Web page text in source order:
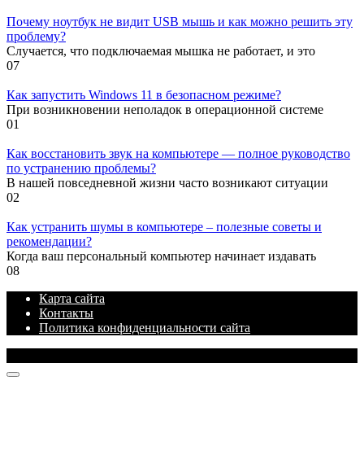
Почему ноутбук не видит USB мышь и как можно решить эту
проблему?
Случается, что подключаемая мышка не работает, и это
07
Как запустить Windows 11 в безопасном режиме?
При возникновении неполадок в операционной системе
01
Как восстановить звук на компьютере — полное руководство
по устранению проблемы?
В нашей повседневной жизни часто возникают ситуации
02
Как устранить шумы в компьютере – полезные советы и
рекомендации?
Когда ваш персональный компьютер начинает издавать
08
Карта сайта
Контакты
Политика конфиденциальности сайта